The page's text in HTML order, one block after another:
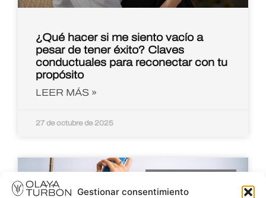
Gestionar consentimiento
¿Qué hacer si me siento vacío a
pesar de tener éxito? Claves
conductuales para reconectar con tu
propósito
LEER MÁS »
27 de octubre de 2025